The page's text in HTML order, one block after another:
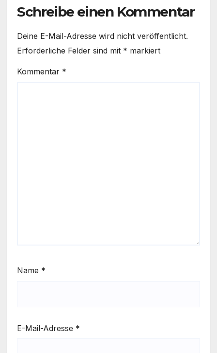
Schreibe einen Kommentar
Deine E-Mail-Adresse wird nicht veröffentlicht.
Erforderliche Felder sind mit * markiert
Kommentar *
Name *
E-Mail-Adresse *